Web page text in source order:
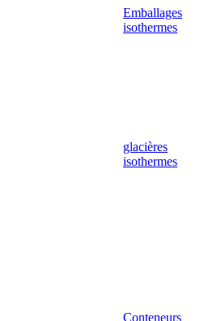
Emballages
isothermes
glacières
isothermes
Conteneurs